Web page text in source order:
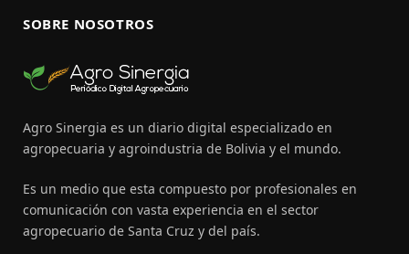
SOBRE NOSOTROS
Agro Sinergia es un diario digital especializado en
agropecuaria y agroindustria de Bolivia y el mundo.
Es un medio que esta compuesto por profesionales en
comunicación con vasta experiencia en el sector
agropecuario de Santa Cruz y del país.